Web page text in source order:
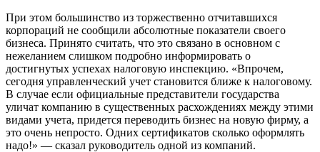
При этом большинство из торжественно отчитавшихся
корпораций не сообщили абсолютные показатели своего
бизнеса. Принято считать, что это связано в основном с
нежеланием слишком подробно информировать о
достигнутых успехах налоговую инспекцию. «Впрочем,
сегодня управленческий учет становится ближе к налоговому.
В случае если официальные представители государства
уличат компанию в существенных расхождениях между этими
видами учета, придется переводить бизнес на новую фирму, а
это очень непросто. Одних сертификатов сколько оформлять
надо!» — сказал руководитель одной из компаний.